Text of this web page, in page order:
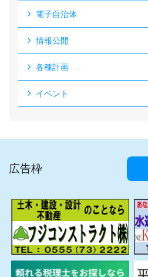
電子自治体
情報公開
各種計画
イベント
広告枠